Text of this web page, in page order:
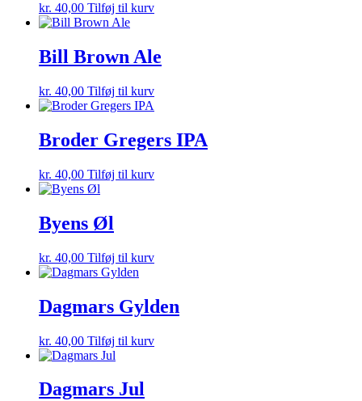
kr. 40,00 Tilføj til kurv
Bill Brown Ale
kr. 40,00 Tilføj til kurv
Broder Gregers IPA
kr. 40,00 Tilføj til kurv
Byens Øl
kr. 40,00 Tilføj til kurv
Dagmars Gylden
kr. 40,00 Tilføj til kurv
Dagmars Jul